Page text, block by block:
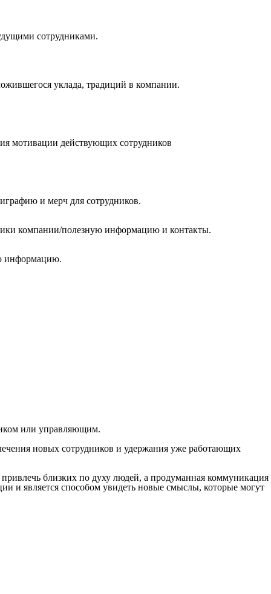
сотрудниками.
уклада, традиций в компании.
мотивации действующих сотрудников
и мерч для сотрудников.
компании/полезную информацию и контакты.
информацию.
или управляющим.
новых сотрудников и удержания уже работающих
близких по духу людей, а продуманная коммуникация
и является способом увидеть новые смыслы, которые могут